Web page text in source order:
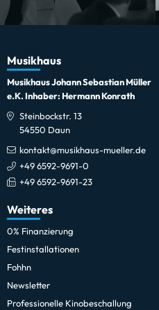
Musikhaus
Musikhaus Johann Sebastian Müller
e.K. Inhaber: Hermann Konrath
Steinbockstr. 13
54550 Daun
kontakt@musikhaus-mueller.de
+49 6592-9691-0
+49 6592-9691-23
Weiteres
0% Finanzierung
Festinstallationen
Fohhn
Newsletter
Professionelle Kinobeschallung